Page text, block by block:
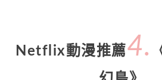
Netflix動漫推薦4.